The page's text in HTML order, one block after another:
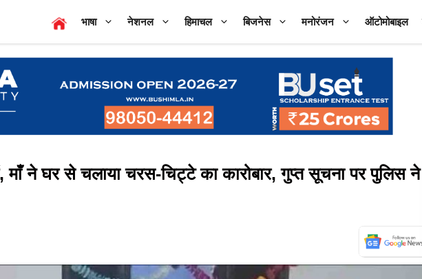
भाषा नेशनल हिमाचल बिजनेस मनोरंजन ऑटोमोबाइल
ने घर से चलाया चरस-चिट्टे का कारोबार, गुप्त सूचना पर पुलिस ने